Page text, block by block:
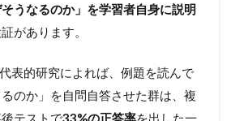
そうなるのか」を学習者自身に説明
があります。
表的研究によれば、例題を読んで
るのか」を自問自答させた群は、複
テストで33%の正答率を出した一